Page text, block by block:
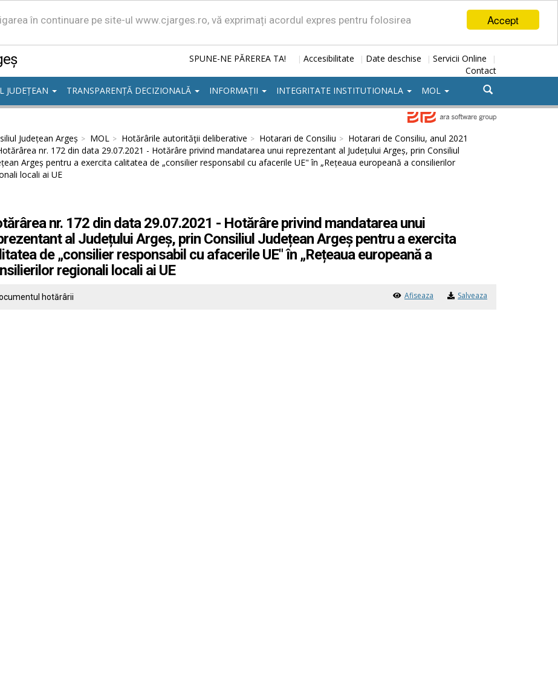
Accept
în continuare pe site-ul www.cjarges.ro, vă exprimați acordul expres pentru folosirea
SPUNE-NE PĂREREA TA! | Accesibilitate | Date deschise | Servicii Online |
Contact
JUDEȚEAN TRANSPARENȚĂ DECIZIONALĂ INFORMAȚII INTEGRITATE INSTITUTIONALA MOL
Județean Argeș MOL Hotărârile autorităţii deliberative Hotarari de Consiliu
Hotarari de Consiliu, anul 2021
nr. 172 din data 29.07.2021 - Hotărâre privind mandatarea unui reprezentant al Județului Argeș, prin Consiliul
Argeș pentru a exercita calitatea de „consilier responsabil cu afacerile UE" în „Rețeaua europeană a consilierilor
locali ai UE
nr. 172 din data 29.07.2021 - Hotărâre privind mandatarea unui
al Județului Argeș, prin Consiliul Județean Argeș pentru a exercita
de „consilier responsabil cu afacerile UE" în „Rețeaua europeană a
regionali locali ai UE
hotărârii Afiseaza Salveaza